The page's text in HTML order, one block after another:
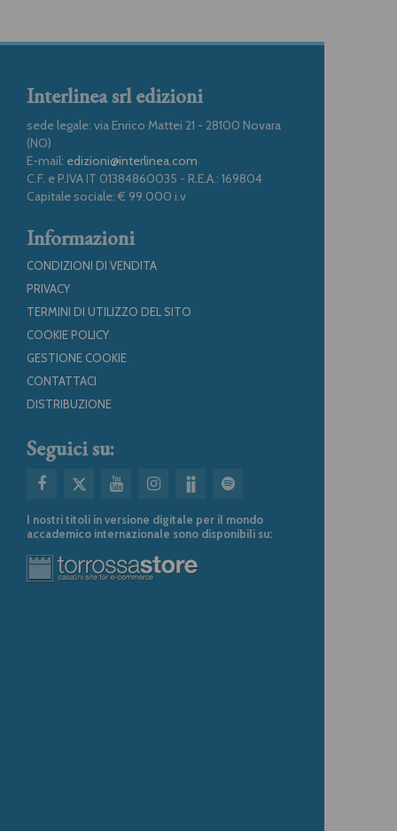
Interlinea srl edizioni
sede legale: via Enrico Mattei 21 - 28100 Novara
(NO)
E-mail: edizioni@interlinea.com
C.F. e P.IVA IT 01384860035 - R.E.A.: 169804
Capitale sociale: € 99.000 i.v
Informazioni
CONDIZIONI DI VENDITA
PRIVACY
TERMINI DI UTILIZZO DEL SITO
COOKIE POLICY
GESTIONE COOKIE
CONTATTACI
DISTRIBUZIONE
Seguici su:
I nostri titoli in versione digitale per il mondo
accademico internazionale sono disponibili su: